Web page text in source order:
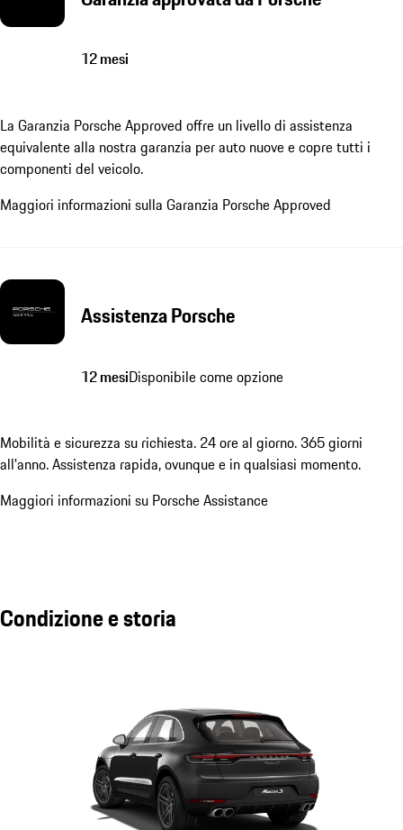
12 mesi
La Garanzia Porsche Approved offre un livello di assistenza
equivalente alla nostra garanzia per auto nuove e copre tutti i
componenti del veicolo.
Maggiori informazioni sulla Garanzia Porsche Approved
Assistenza Porsche
12 mesiDisponibile come opzione
Mobilità e sicurezza su richiesta. 24 ore al giorno. 365 giorni
all'anno. Assistenza rapida, ovunque e in qualsiasi momento.
Maggiori informazioni su Porsche Assistance
Condizione e storia